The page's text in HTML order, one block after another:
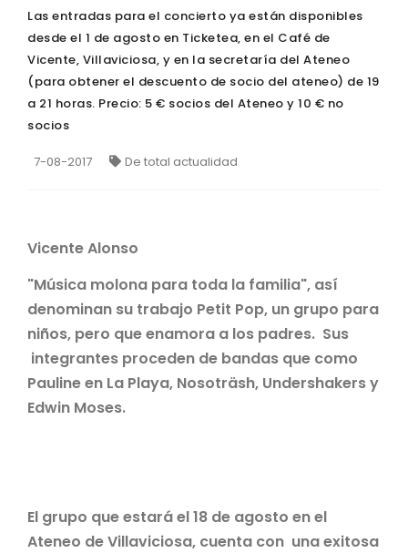
Las entradas para el concierto ya están disponibles
desde el 1 de agosto en Ticketea, en el Café de
Vicente, Villaviciosa, y en la secretaría del Ateneo
(para obtener el descuento de socio del ateneo) de 19
a 21 horas. Precio: 5 € socios del Ateneo y 10 € no
socios
7-08-2017 De total actualidad
Vicente Alonso
"Música molona para toda la familia", así
denominan su trabajo Petit Pop, un grupo para
niños, pero que enamora a los padres. Sus
integrantes proceden de bandas que como
Pauline en La Playa, Nosoträsh, Undershakers y
Edwin Moses.
El grupo que estará el 18 de agosto en el
Ateneo de Villaviciosa, cuenta con una exitosa